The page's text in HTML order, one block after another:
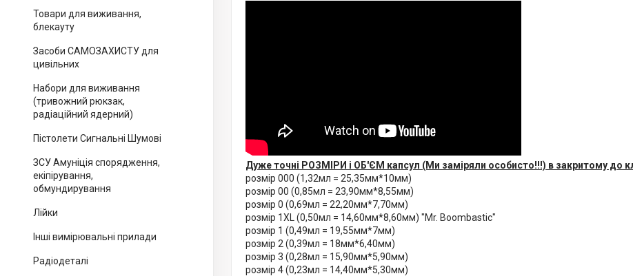
Товари для виживання,
блекауту
Засоби САМОЗАХИСТУ для
цивільних
Набори для виживання
(тривожний рюкзак,
радіаційний ядерний)
Пістолети Сигнальні Шумові
ЗСУ Амуніція спорядження,
екіпірування,
обмундирування
Лійки
Інші вимірювальні прилади
Радіодеталі
Дуже точні РОЗМІРИ і ОБ'ЄМ капсул (Ми заміряли особисто!!!) в закритому до
розмір 000 (1,32мл = 25,35мм*10мм)
розмір 00 (0,85мл = 23,90мм*8,55мм)
розмір 0 (0,69мл = 22,20мм*7,70мм)
розмір 1XL (0,50мл = 14,60мм*8,60мм) "Mr. Boombastic"
розмір 1 (0,49мл = 19,55мм*7мм)
розмір 2 (0,39мл = 18мм*6,40мм)
розмір 3 (0,28мл = 15,90мм*5,90мм)
розмір 4 (0,23мл = 14,40мм*5,30мм)